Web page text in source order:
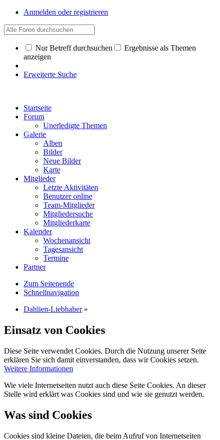
Anmelden oder registrieren
Nur Betreff durchsuchen
Ergebnisse als Themen
anzeigen
Erweiterte Suche
Startseite
Forum
Unerledigte Themen
Galerie
Alben
Bilder
Neue Bilder
Karte
Mitglieder
Letzte Aktivitäten
Benutzer online
Team-Mitglieder
Mitgliedersuche
Mitgliederkarte
Kalender
Wochenansicht
Tagesansicht
Termine
Partner
Zum Seitenende
Schnellnavigation
Dahlien-Liebhaber »
Einsatz von Cookies
Diese Seite verwendet Cookies. Durch die Nutzung unserer Seite
erklären Sie sich damit einverstanden, dass wir Cookies setzen.
Weitere Informationen
Wie viele Internetseiten nutzt auch diese Seite Cookies. An dieser
Stelle wird erklärt was Cookies sind und wie sie genutzt werden.
Was sind Cookies
Cookies sind kleine Dateien, die beim Aufruf von Internetseiten